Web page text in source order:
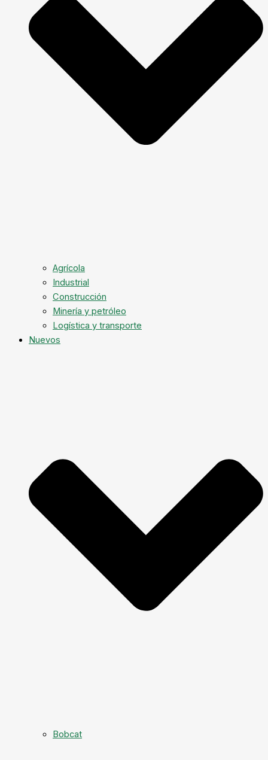
Agrícola
Industrial
Construcción
Minería y petróleo
Logística y transporte
Nuevos
Bobcat